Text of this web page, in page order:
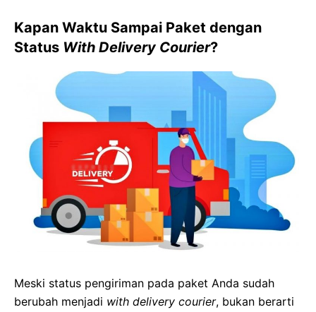
Kapan Waktu Sampai Paket dengan
Status With Delivery Courier?
Meski status pengiriman pada paket Anda sudah
berubah menjadi with delivery courier, bukan berarti